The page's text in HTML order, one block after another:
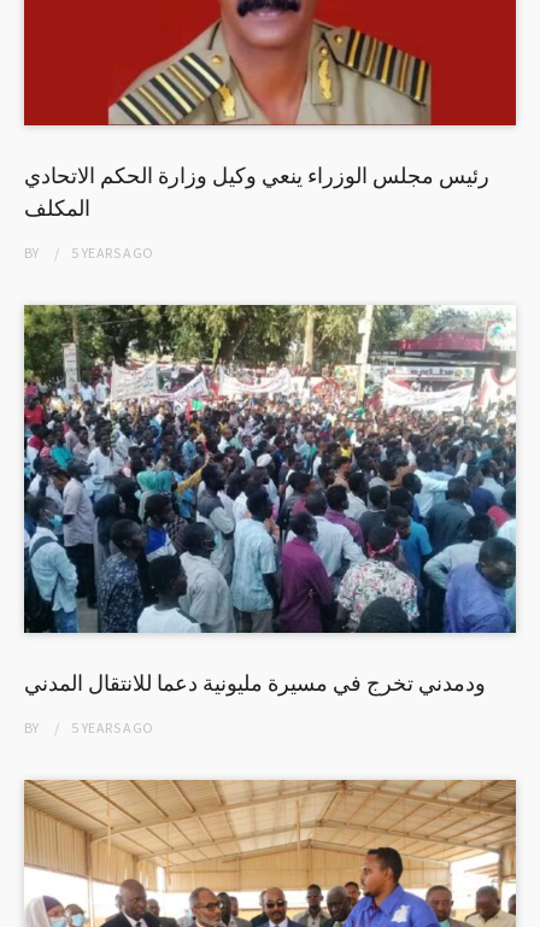
رئيس مجلس الوزراء ينعي وكيل وزارة الحكم الاتحادي
المكلف
BY 5 YEARSAGO
ودمدني تخرج في مسيرة مليونية دعما للانتقال المدني
BY 5 YEARSAGO